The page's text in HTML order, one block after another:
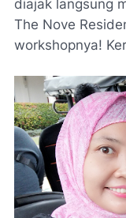
diajak langsung
The Nove
workshopnya!